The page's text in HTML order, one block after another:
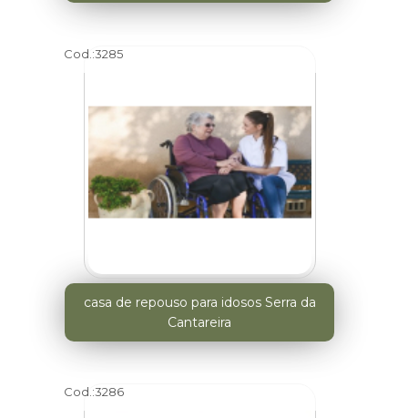
Cod.:3285
casa de repouso para idosos Serra da
Cantareira
Cod.:3286